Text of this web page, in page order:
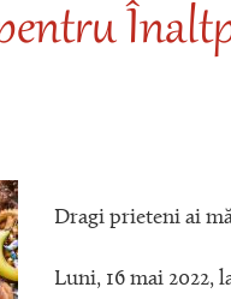
Dragi prieteni ai
Luni, 16 mai 2022,